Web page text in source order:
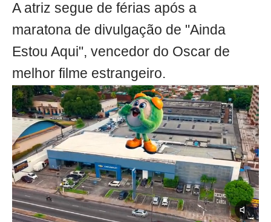
A atriz segue de férias após a
maratona de divulgação de "Ainda
Estou Aqui", vencedor do Oscar de
melhor filme estrangeiro.